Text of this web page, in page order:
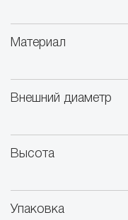
Материал
Внешний диаметр
Высота
Упаковка